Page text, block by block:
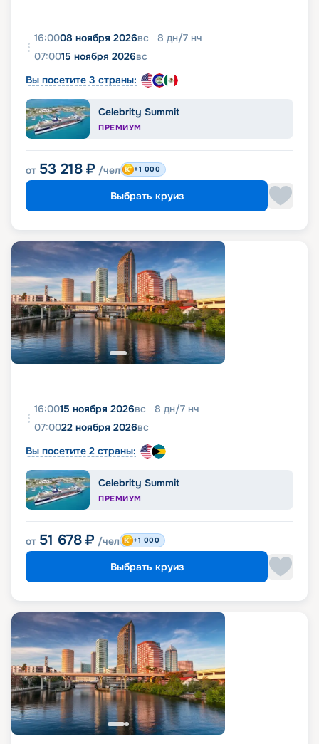
16:0008 ноября 2026вс 8 дн/7 нч
07:0015 ноября 2026вс
Вы посетите 3 страны:
Celebrity Summit
ПРЕМИУМ
от 53 218 ₽ /чел +1 000
Выбрать круиз
16:0015 ноября 2026вс 8 дн/7 нч
07:0022 ноября 2026вс
Вы посетите 2 страны:
Celebrity Summit
ПРЕМИУМ
от 51 678 ₽ /чел +1 000
Выбрать круиз